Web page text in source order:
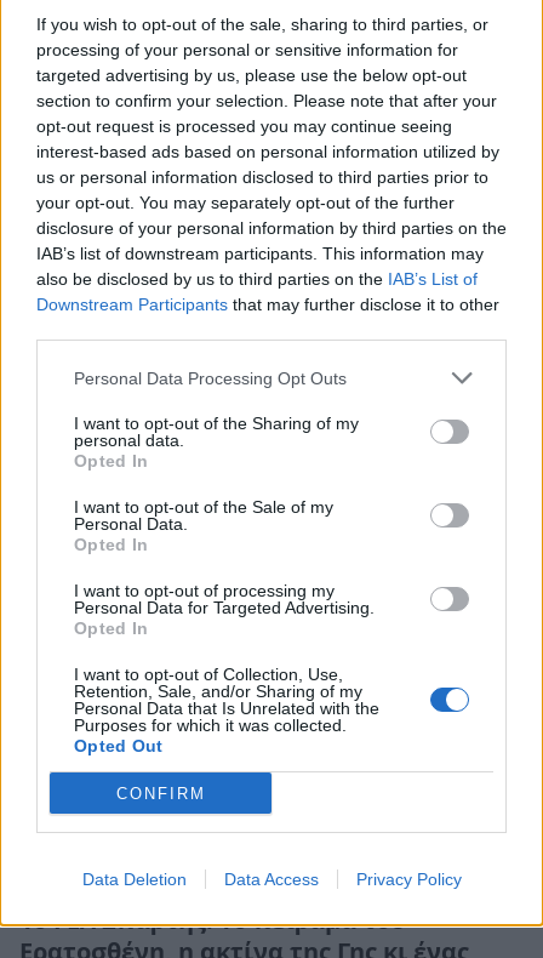
If you wish to opt-out of the sale, sharing to third parties, or
processing of your personal or sensitive information for
targeted advertising by us, please use the below opt-out
section to confirm your selection. Please note that after your
opt-out request is processed you may continue seeing
interest-based ads based on personal information utilized by
us or personal information disclosed to third parties prior to
your opt-out. You may separately opt-out of the further
disclosure of your personal information by third parties on the
IAB’s list of downstream participants. This information may
also be disclosed by us to third parties on the IAB’s List of
Downstream Participants that may further disclose it to other
Personal Data Processing Opt Outs
I want to opt-out of the Sharing of my
personal data.
Opted In
I want to opt-out of the Sale of my
Personal Data.
Opted In
I want to opt-out of processing my
Personal Data for Targeted Advertising.
Opted In
I want to opt-out of Collection, Use,
Retention, Sale, and/or Sharing of my
Personal Data that Is Unrelated with the
Purposes for which it was collected.
Opted Out
CONFIRM
Data Deletion Data Access Privacy Policy
13άρι αλληλεγγύης από την Σπάρτη στη
Θεσσαλία (photos)
18 Οκτωβρίου 2023 19:12
Πελοπόννησος
1ο ΓΕΛ Σπάρτης: Το πείραμα του
Ερατοσθένη, η ακτίνα της Γης κι ένας